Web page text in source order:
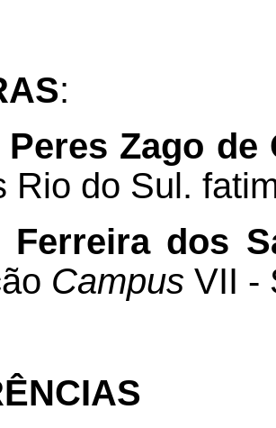
:
Peres Zago
Rio do Sul.
Ferreira dos
Campus VII -